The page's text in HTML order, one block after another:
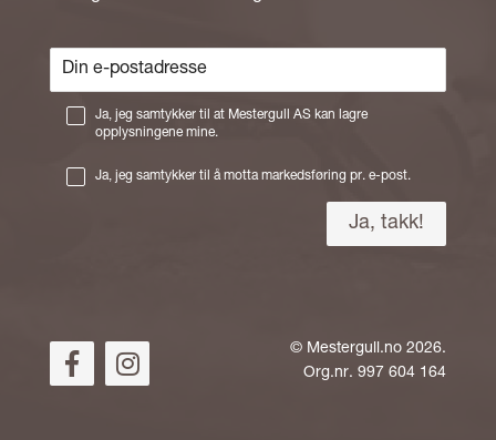
Ja, jeg samtykker til at Mestergull AS kan lagre
opplysningene mine.
Ja, jeg samtykker til å motta markedsføring pr. e-post.
© Mestergull.no 2026.
Org.nr. 997 604 164